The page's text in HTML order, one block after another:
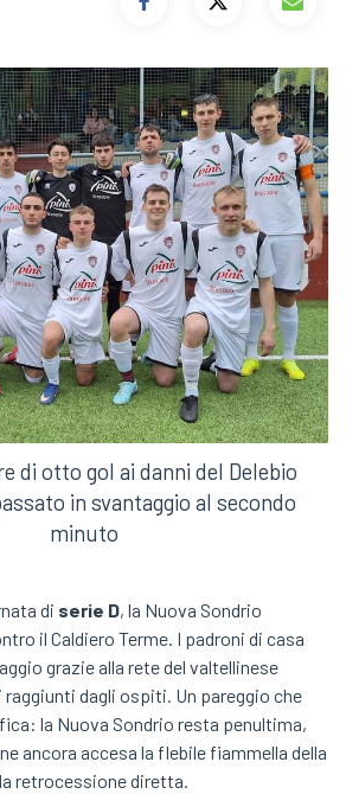
di otto gol ai danni del Delebio
in svantaggio al secondo
minuto
di serie D, la Nuova Sondrio
il Caldiero Terme. I padroni di casa
grazie alla rete del valtellinese
dagli ospiti. Un pareggio che
la Nuova Sondrio resta penultima,
ancora accesa la flebile fiammella della
retrocessione diretta.